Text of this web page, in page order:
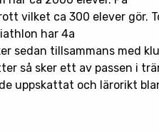
vilket ca 300 elever gör.
har 4a
sedan tillsammans med
så sker ett av passen i
uppskattat och lärorikt